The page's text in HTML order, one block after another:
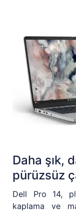
Daha şık,
pürüzsüz
Dell Pro 14,
kaplama ve